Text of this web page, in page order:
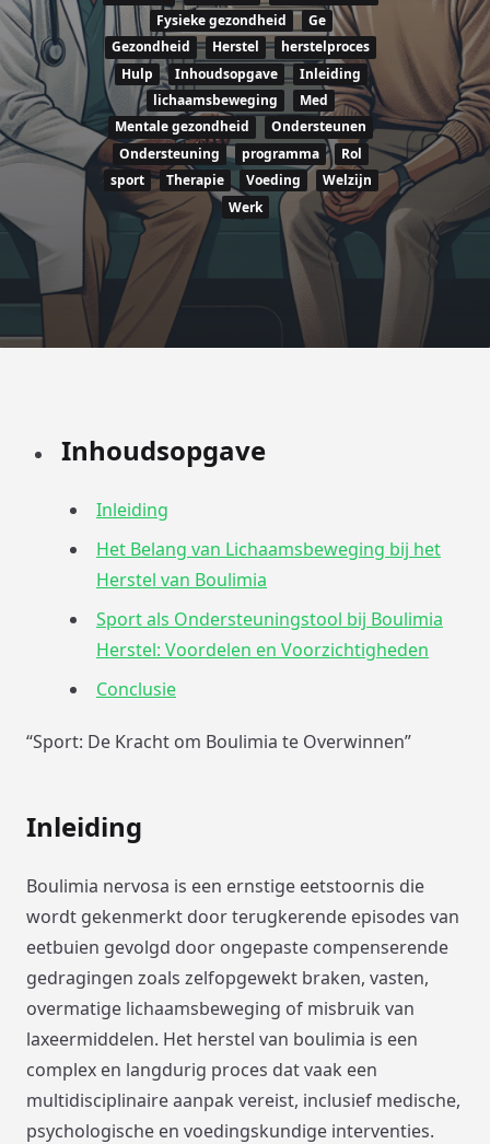
Fysieke gezondheid
Ge
Gezondheid
Herstel
herstelproces
Hulp
Inhoudsopgave
Inleiding
lichaamsbeweging
Med
Mentale gezondheid
Ondersteunen
Ondersteuning
programma
Rol
sport
Therapie Voeding
Welzijn
Werk
Inhoudsopgave
Inleiding
Het Belang van Lichaamsbeweging bij het
Herstel van Boulimia
Sport als Ondersteuningstool bij Boulimia
Herstel: Voordelen en Voorzichtigheden
Conclusie
“Sport: De Kracht om Boulimia te Overwinnen”
Inleiding
Boulimia nervosa is een ernstige eetstoornis die
wordt gekenmerkt door terugkerende episodes van
eetbuien gevolgd door ongepaste compenserende
gedragingen zoals zelfopgewekt braken, vasten,
overmatige lichaamsbeweging of misbruik van
laxeermiddelen. Het herstel van boulimia is een
complex en langdurig proces dat vaak een
multidisciplinaire aanpak vereist, inclusief medische,
psychologische en voedingskundige interventies.